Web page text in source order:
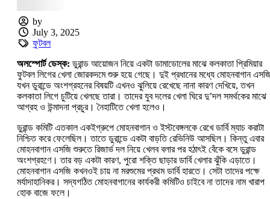
by
July 3, 2025
ফুটবল
অলস্পোর্ট ডেস্ক: ডুরান্ড আয়োজন নিয়ে একটা ডামাডোলের মাঝে কলকাতা প্রিমিয়ার
ফুটবল লিগের খেলা জোরকদমে শুরু হয়ে গেছে। দুই প্রধানের মধ্যে মোহনবাগান
যখন ডুরান্ডে অংশগ্রহনের বিষয়টি এখনও ঝুলিয়ে রেখেছে নানা কারণ দেখিয়ে, তখন
কলকাতা লিগে চুটিয়ে খেলছে তারা। তাদের যুব দলের খেলা ঘিরে দু’‌দল সমর্থকের মাঝে
আগ্রহ ও উন্মাদনা প্রচুর। নৈহাটিতে খেলা হলেও।
ডুরান্ড কমিটি এতকাল একইগ্রুপে মোহনবাগান ও ইস্টবেঙ্গলকে রেখে ডার্বি ম্যাচ করাটা
নিশ্চিত করে ফেলেছিল। তাতে ডুরান্ডে একটা বাড়তি রেভিনিউ আসছিল। কিন্তু এবার
মোহনবাগান এসজি শুরুতে রিজার্ভ দল নিয়ে খেলব বলার পর হঠাৎই বেঁকে বসে ডুরান্ড
অংশগ্রহণে। তার বড় একটা কারণ, পুরো শক্তি ছাড়ার ডার্বি খেলার ঝুঁকি এড়াতে।
মোহনবাগান এসজি কখনওই চায় না মরশুমের প্রথম ডার্বি হারতে। সেটা তাদের পক্ষে
মর্যাদাহানিকর। সদ্যগঠিত মোহনবাগানের কার্যকরী কমিটিও চাইবে না তাদের নাম খারাপ
হোক বাজে ফলে।